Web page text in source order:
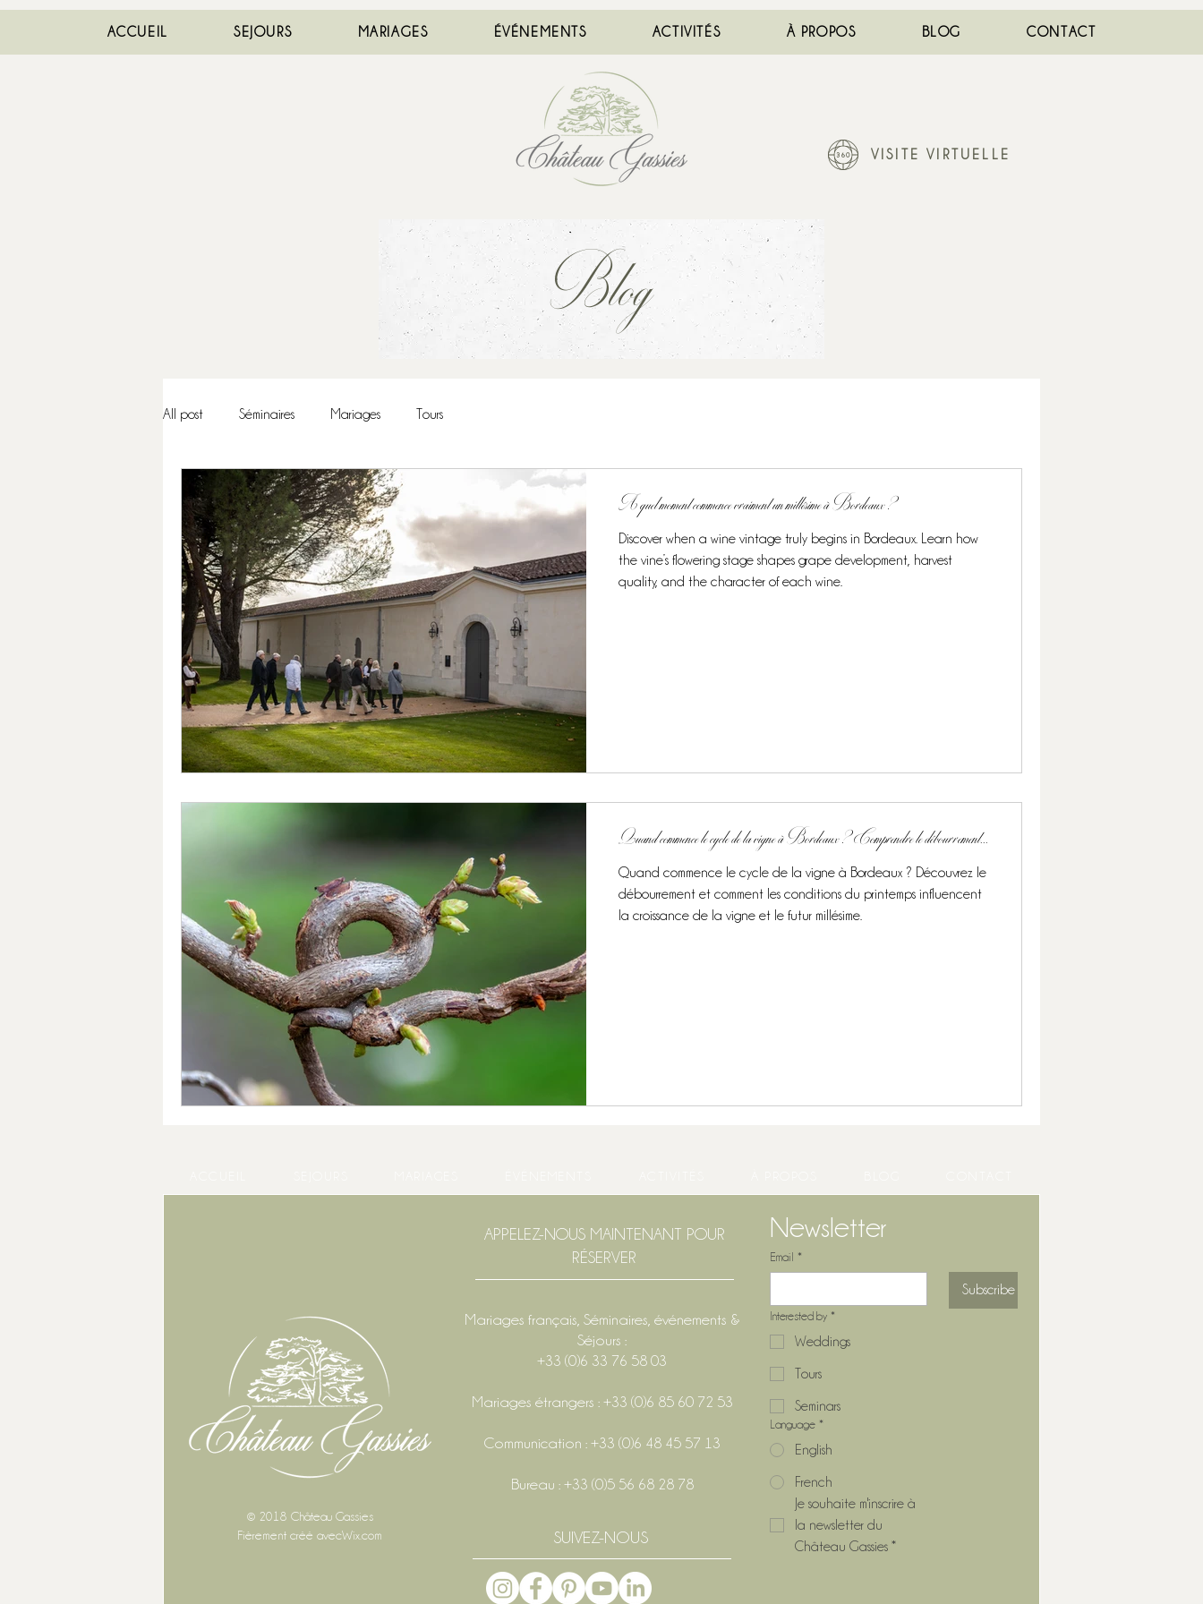
ACCUEIL SEJOURS MARIAGES ÉVÉNEMENTS ACTIVITÉS À PROPOS BLOG CONTACT
VISITE VIRTUELLE
All post Séminaires Mariages Tours
A quel moment commence vraiment un millésime à Bordeaux ?
Discover when a wine vintage truly begins in Bordeaux. Learn how
the vine’s flowering stage shapes grape development, harvest
quality, and the character of each wine.
Quand commence le cycle de la vigne à Bordeaux ? Comprendre le débourrement...
Quand commence le cycle de la vigne à Bordeaux ? Découvrez le
débourrement et comment les conditions du printemps influencent
la croissance de la vigne et le futur millésime.
Blog
© 2018 Château Gassies
Fièrement créé avecWix.com
APPELEZ-NOUS MAINTENANT POUR
RÉSERVER
Mariages français, Séminaires, événements &
Séjours :
+33 (0)6 33 76 58 03
Mariages étrangers : +33 (0)6 85 60 72 53
Communication : +33 (0)6 48 45 57 13
Bureau : +33 (0)5 56 68 28 78
SUIVEZ-NOUS
Newsletter
Email *
Subscribe
Interested by *
Weddings
Tours
Seminars
Language *
English
French
Je souhaite m'inscrire à
la newsletter du
Château Gassies *